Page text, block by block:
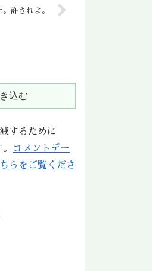
許されよ。
込む
するために
コメントデー
らをご覧くださ